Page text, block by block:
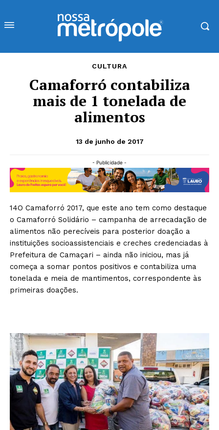
CULTURA
Camaforró contabiliza
mais de 1 tonelada de
alimentos
13 de junho de 2017
- Publicidade -
14O Camaforró 2017, que este ano tem como destaque
o Camaforró Solidário – campanha de arrecadação de
alimentos não perecíveis para posterior doação a
instituições socioassistenciais e creches credenciadas à
Prefeitura de Camaçari – ainda não iniciou, mas já
começa a somar pontos positivos e contabiliza uma
tonelada e meia de mantimentos, correspondente às
primeiras doações.